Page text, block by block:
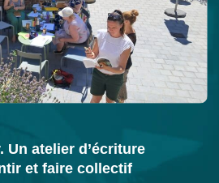
Un atelier d’écriture
et faire collectif